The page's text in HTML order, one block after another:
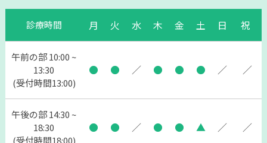
診療時間 月 火 水 木 金 土 日 祝
午前の部 10:00 ~
13:30
(受付時間13:00)
● ● ／ ● ● ● ／ ／
午後の部 14:30 ~
18:30
● ● ／ ● ● ▲ ／ ／